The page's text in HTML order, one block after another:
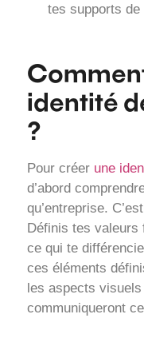
tes supports de
identité
?
Pour créer une
d’abord
qu’entreprise.
Définis tes valeurs
ce qui te
ces éléments
les aspects
communiqueront